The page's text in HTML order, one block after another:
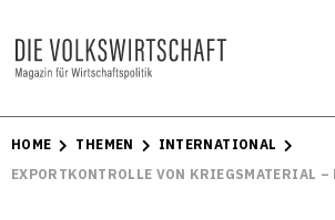
HOME THEMEN
INTERNATIONAL
EXPORTKONTROLLE VON KRIEGSMATERIAL